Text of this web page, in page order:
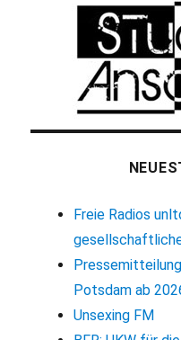
Freie Radios
Potsdam ab
Unsexing FM